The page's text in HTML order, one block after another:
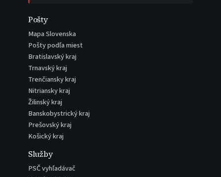
Pošty
Mapa Slovenska
Pošty podľa miest
Bratislavský kraj
Trnavský kraj
Trenčiansky kraj
Nitriansky kraj
Žilinský kraj
Banskobystrický kraj
Prešovský kraj
Košický kraj
Služby
PSČ vyhľadávač